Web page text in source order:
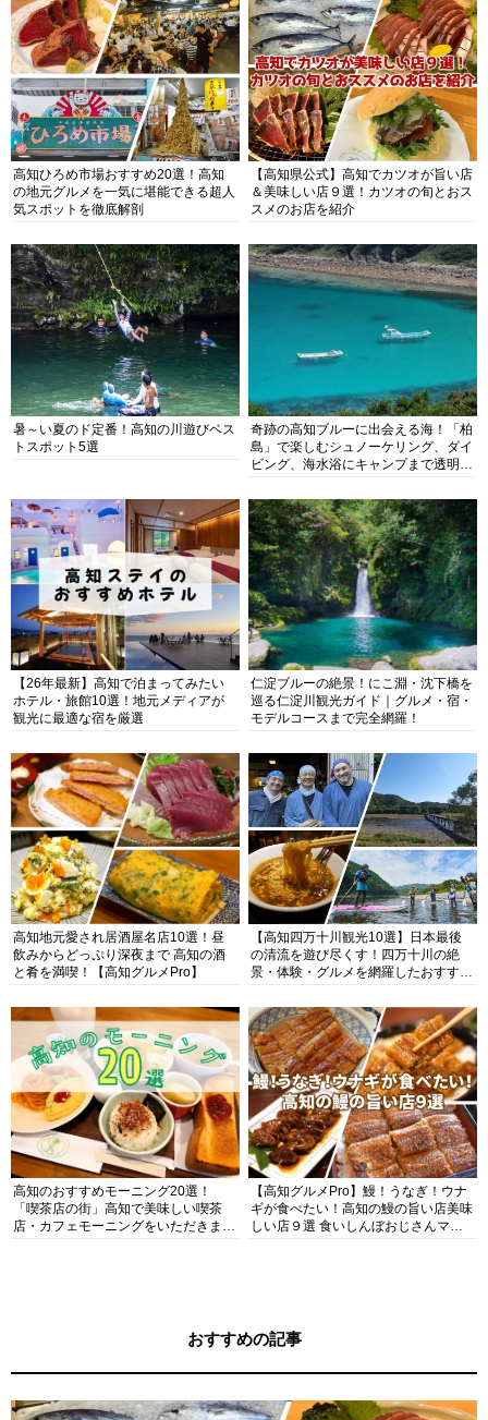
高知ひろめ市場おすすめ20選！高知
の地元グルメを一気に堪能できる超人
気スポットを徹底解剖
【高知県公式】高知でカツオが旨い店
＆美味しい店９選！カツオの旬とおス
スメのお店を紹介
暑～い夏のド定番！高知の川遊びベス
トスポット5選
奇跡の高知ブルーに出会える海！「柏
島」で楽しむシュノーケリング、ダイ
ビング、海水浴にキャンプまで透明度
【26年最新】高知で泊まってみたい
ホテル・旅館10選！地元メディアが
観光に最適な宿を厳選
仁淀ブルーの絶景！にこ淵・沈下橋を
巡る仁淀川観光ガイド｜グルメ・宿・
モデルコースまで完全網羅！
高知地元愛され居酒屋名店10選！昼
飲みからどっぷり深夜まで 高知の酒
と肴を満喫！【高知グルメPro】
【高知四万十川観光10選】日本最後
の清流を遊び尽くす！四万十川の絶
景・体験・グルメを網羅したおすすめ
高知のおすすめモーニング20選！
「喫茶店の街」高知で美味しい喫茶
店・カフェモーニングをいただきま
【高知グルメPro】鰻！うなぎ！ウナ
ギが食べたい！高知の鰻の旨い店美味
しい店９選 食いしんぼおじさんマッ
おすすめの記事